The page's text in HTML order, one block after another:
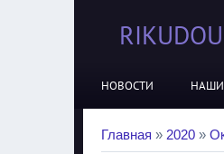
НОВОСТИ
Главная » 2020 »